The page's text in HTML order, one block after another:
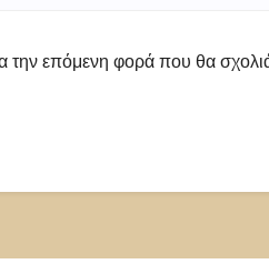
την επόμενη φορά που θα